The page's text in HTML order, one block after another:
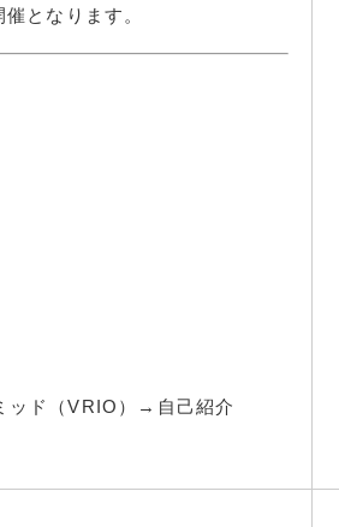
となります。
ッド（VRIO）→自己紹介